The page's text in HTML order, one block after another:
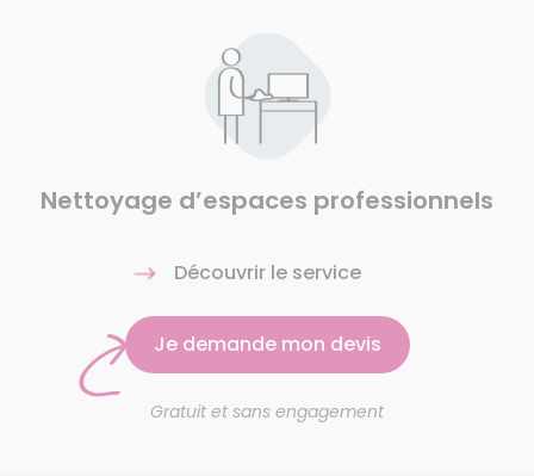
Nettoyage d’espaces professionnels
Découvrir le service
Je demande mon devis
Gratuit et sans engagement